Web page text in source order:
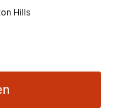
Hills